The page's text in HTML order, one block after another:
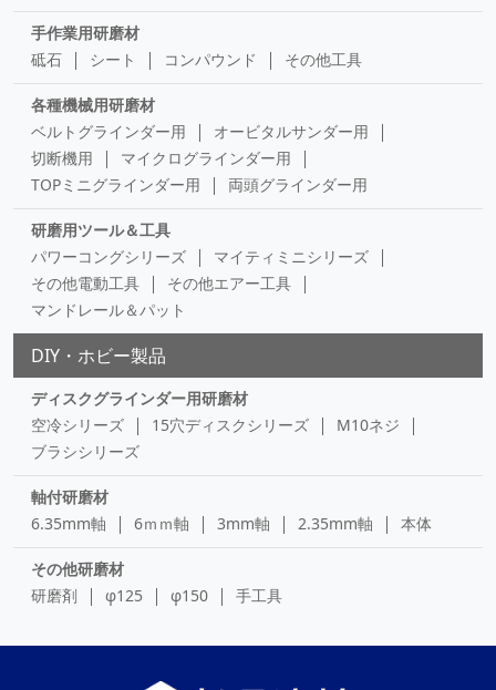
手作業用研磨材
砥石
シート コンパウンド その他工具
各種機械用研磨材
ベルトグラインダー用
オービタルサンダー用
切断機用
マイクログラインダー用
TOPミニグラインダー用
両頭グラインダー用
研磨用ツール＆工具
パワーコングシリーズ
マイティミニシリーズ
その他電動工具
その他エアー工具
マンドレール＆パット
DIY・ホビー製品
ディスクグラインダー用研磨材
空冷シリーズ
15穴ディスクシリーズ
M10ネジ
ブラシシリーズ
軸付研磨材
6.35mm軸
6ｍｍ軸 3mm軸 2.35mm軸 本体
その他研磨材
研磨剤
φ125 φ150 手工具